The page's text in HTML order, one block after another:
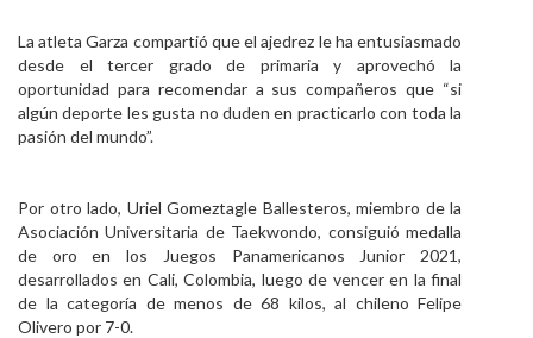
La atleta Garza compartió que el ajedrez le ha entusiasmado
desde el tercer grado de primaria y aprovechó la
oportunidad para recomendar a sus compañeros que “si
algún deporte les gusta no duden en practicarlo con toda la
pasión del mundo”.
Por otro lado, Uriel Gomeztagle Ballesteros, miembro de la
Asociación Universitaria de Taekwondo, consiguió medalla
de oro en los Juegos Panamericanos Junior 2021,
desarrollados en Cali, Colombia, luego de vencer en la final
de la categoría de menos de 68 kilos, al chileno Felipe
Olivero por 7-0.